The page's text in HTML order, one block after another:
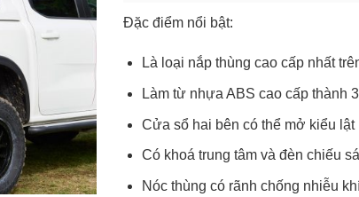
Đặc điểm nổi bật:
Là loại nắp thùng cao cấp nhất
Làm từ nhựa ABS cao cấp thành
Cửa sổ hai bên có thể mở kiểu
Có khoá trung tâm và đèn chiếu
Nóc thùng có rãnh chống nhiễu